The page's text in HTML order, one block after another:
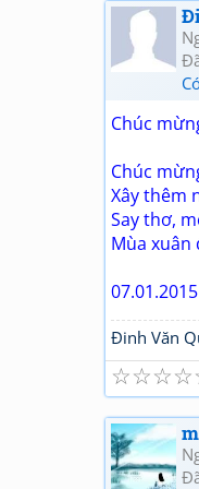
Chúc
Chúc
Xây thêm
Say thơ,
Mùa xuân
Đinh Văn
☆
☆
☆
☆